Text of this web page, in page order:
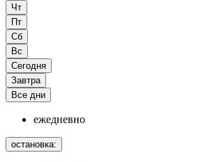
Чт
Пт
Сб
Вс
Сегодня
Завтра
Все дни
ежедневно
остановка: